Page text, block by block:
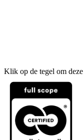
Klik op de tegel om